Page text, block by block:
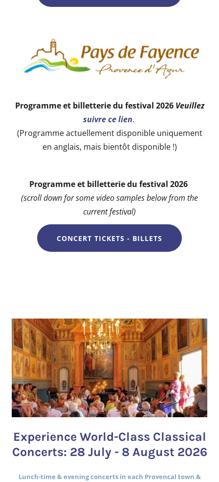
Programme et billetterie du festival 2026 Veuillez
suivre ce lien.
(Programme actuellement disponible uniquement
en anglais, mais bientôt disponible !)
Programme et billetterie du festival 2026
(scroll down for some video samples below from the
current festival)
CONCERT TICKETS - BILLETS
Experience World-Class Classical
Concerts: 28 July - 8 August 2026
Lunch-time & evening concerts in each Provencal town &